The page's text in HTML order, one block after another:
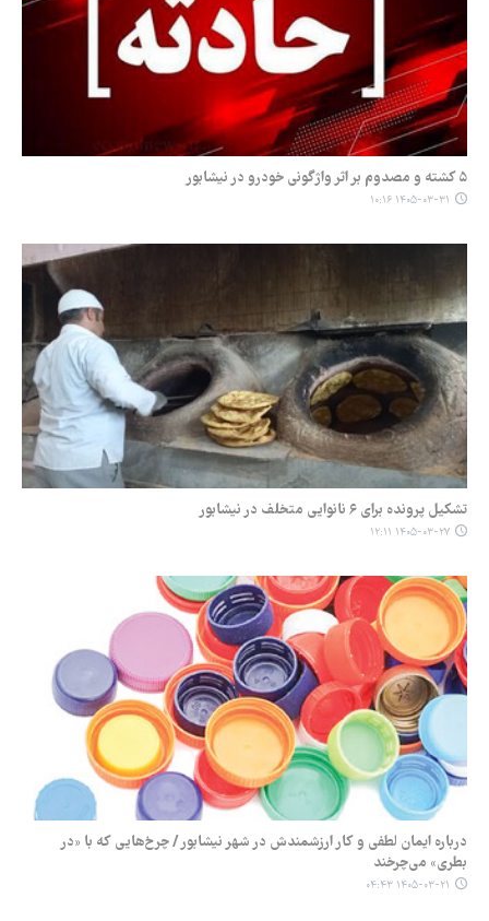
۵ کشته و مصدوم بر اثر واژگونی خودرو در نیشابور
۱۴۰۵-۰۳-۳۱ ۱۰:۱۶
تشکیل پرونده برای ۶ نانوایی متخلف در نیشابور
۱۴۰۵-۰۳-۲۷ ۱۲:۱۱
درباره ایمان لطفی و کار ارزشمندش در شهر نیشابور / چرخ‌هایی که با «در
بطری» می‌چرخند
۱۴۰۵-۰۳-۲۱ ۰۴:۴۳